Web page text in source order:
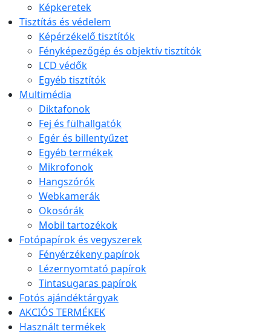
Képkeretek
Tisztítás és védelem
Képérzékelő tisztítók
Fényképezőgép és objektív tisztítók
LCD védők
Egyéb tisztítók
Multimédia
Diktafonok
Fej és fülhallgatók
Egér és billentyűzet
Egyéb termékek
Mikrofonok
Hangszórók
Webkamerák
Okosórák
Mobil tartozékok
Fotópapírok és vegyszerek
Fényérzékeny papírok
Lézernyomtató papírok
Tintasugaras papírok
Fotós ajándéktárgyak
AKCIÓS TERMÉKEK
Használt termékek